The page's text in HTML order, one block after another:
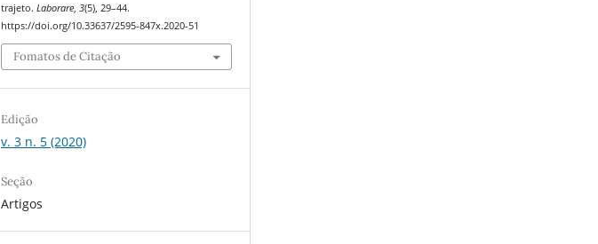
trajeto.Laborare ,3(5), 29–44.
https://doi.org/10.33637/2595-847x.2020-51
Fomatos de Citação
Edição
v. 3 n. 5 (2020)
Seção
Artigos